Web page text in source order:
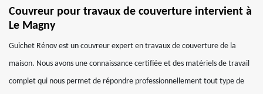
Couvreur pour travaux de couverture intervient à
Le Magny
Guichet Rénov est un couvreur expert en travaux de couverture de la
maison. Nous avons une connaissance certifiée et des matériels de travail
complet qui nous permet de répondre professionnellement tout type de